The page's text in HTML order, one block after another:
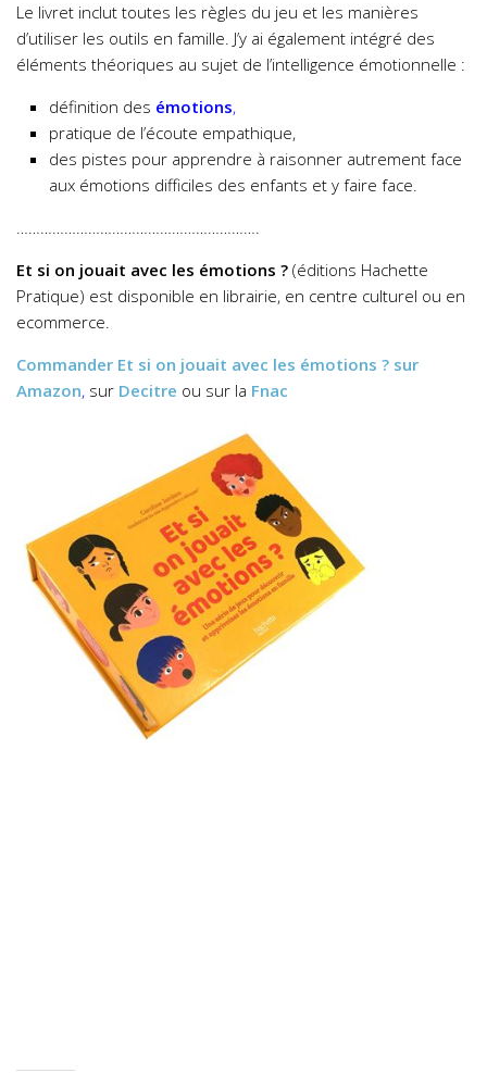
Le livret inclut toutes les règles du jeu et les manières
d’utiliser les outils en famille. J’y ai également intégré des
éléments théoriques au sujet de l’intelligence émotionnelle :
définition des émotions,
pratique de l’écoute empathique,
des pistes pour apprendre à raisonner autrement face
aux émotions difficiles des enfants et y faire face.
…………………………………………………….
Et si on jouait avec les émotions ? (éditions Hachette
Pratique) est disponible en librairie, en centre culturel ou en
ecommerce.
Commander Et si on jouait avec les émotions ? sur
Amazon, sur Decitre ou sur la Fnac